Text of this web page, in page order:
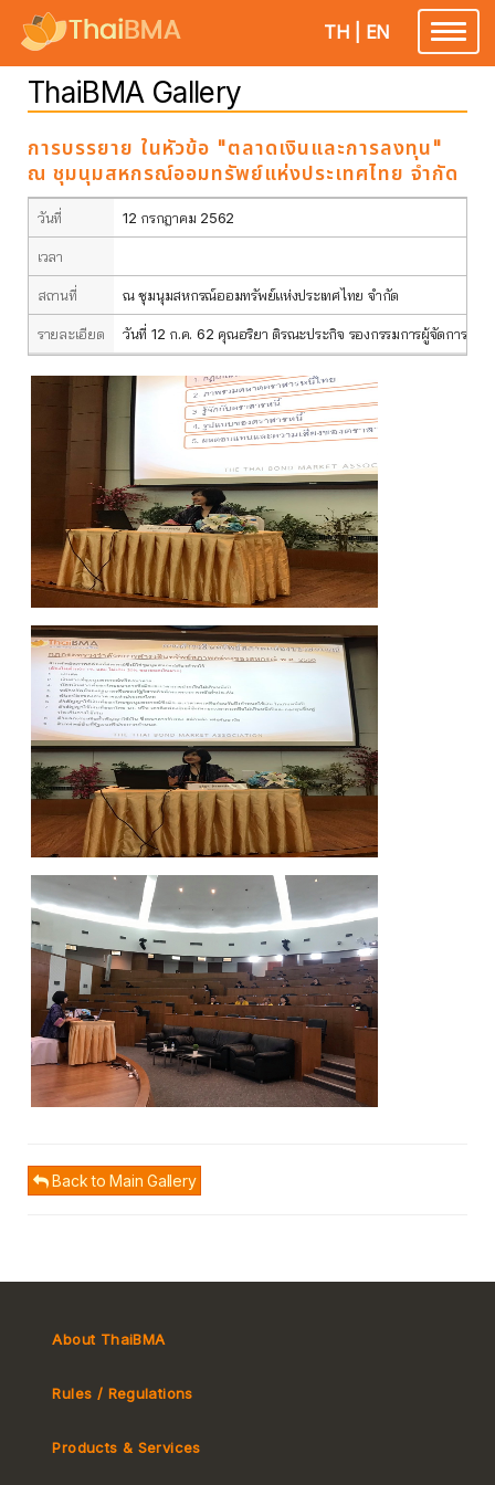
Toggle
TH EN
ThaiBMA Gallery
การบรรยาย ในหัวข้อ "ตลาดเงินและการลงทุน"
ณ ชุมนุมสหกรณ์ออมทรัพย์แห่งประเทศไทย จำกัด
วันที่ 12 กรกฎาคม 2562
เวลา
สถานที่ ณ ชุมนุมสหกรณ์ออมทรัพย์แห่งประเทศไทย จำกัด
รายละเอียด วันที่ 12 ก.ค. 62 คุณอริยา ติรณะประกิจ รองกรรมการผู้จัดการ ส
Back to Main Gallery
About ThaiBMA
Rules / Regulations
Products & Services